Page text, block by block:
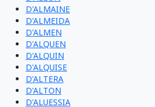
D'ALMAINE
D'ALMEIDA
D'ALMEN
D'ALQUEN
D'ALQUIN
D'ALQUISE
D'ALTERA
D'ALTON
D'ALUESSIA